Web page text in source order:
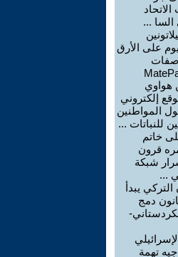
السا ...
على الأرق
هواوي
إلكتروني
المواطنين
للنباتات ...
خاتم
قرون
شبكة
...
التركي يبدأ
دمج
تهمة